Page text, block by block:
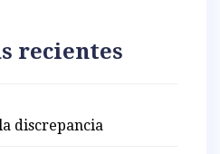
recientes
discrepancia